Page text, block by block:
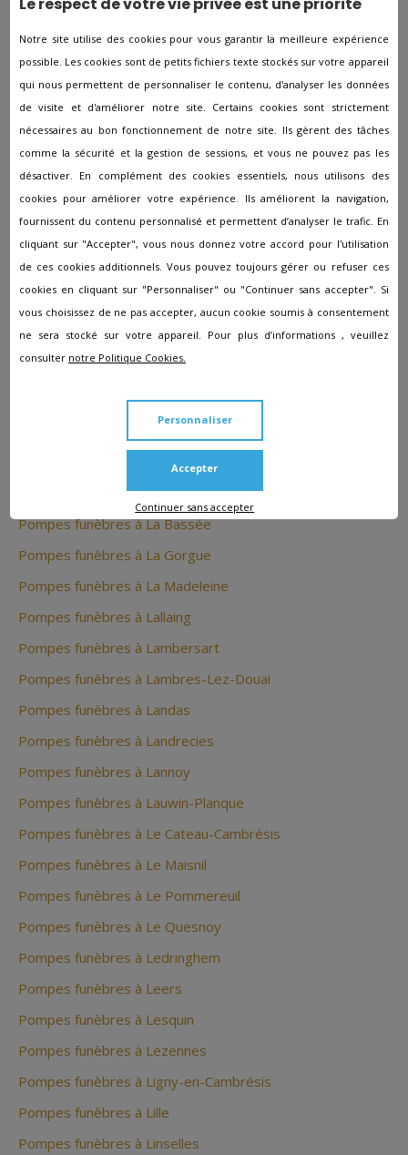
Pompes funèbres à Haussy
Pompes funèbres à Hautmont
Pompes funèbres à Hem
Pompes funèbres à Hergnies
Pompes funèbres à Hérin
Pompes funèbres à Herlies
Pompes funèbres à Hondschoote
Pompes funèbres à Hordain
Pompes funèbres à Hornaing
Pompes funèbres à Houplines
Pompes funèbres à Inchy
Pompes funèbres à Jenlain
Pompes funèbres à Jeumont
Pompes funèbres à La Bassée
Pompes funèbres à La Gorgue
Pompes funèbres à La Madeleine
Pompes funèbres à Lallaing
Pompes funèbres à Lambersart
Pompes funèbres à Lambres-Lez-Douai
Pompes funèbres à Landas
Pompes funèbres à Landrecies
Pompes funèbres à Lannoy
Pompes funèbres à Lauwin-Planque
Pompes funèbres à Le Cateau-Cambrésis
Pompes funèbres à Le Maisnil
Pompes funèbres à Le Pommereuil
Pompes funèbres à Le Quesnoy
Pompes funèbres à Ledringhem
Pompes funèbres à Leers
Pompes funèbres à Lesquin
Pompes funèbres à Lezennes
Pompes funèbres à Ligny-en-Cambrésis
Pompes funèbres à Lille
Pompes funèbres à Linselles
Notre site utilise des cookies pour vous garantir la meilleure expérience
possible. Les cookies sont de petits fichiers texte stockés sur votre appareil
qui nous permettent de personnaliser le contenu, d'analyser les données
de visite et d'améliorer notre site. Certains cookies sont strictement
nécessaires au bon fonctionnement de notre site. Ils gèrent des tâches
comme la sécurité et la gestion de sessions, et vous ne pouvez pas les
désactiver. En complément des cookies essentiels, nous utilisons des
cookies pour améliorer votre expérience. Ils améliorent la navigation,
fournissent du contenu personnalisé et permettent d’analyser le trafic. En
cliquant sur "Accepter", vous nous donnez votre accord pour l'utilisation
de ces cookies additionnels. Vous pouvez toujours gérer ou refuser ces
cookies en cliquant sur "Personnaliser" ou "Continuer sans accepter". Si
vous choisissez de ne pas accepter, aucun cookie soumis à consentement
ne sera stocké sur votre appareil. Pour plus d’informations , veuillez
consulter notre Politique Cookies.
Continuer sans accepter
Personnaliser
Accepter